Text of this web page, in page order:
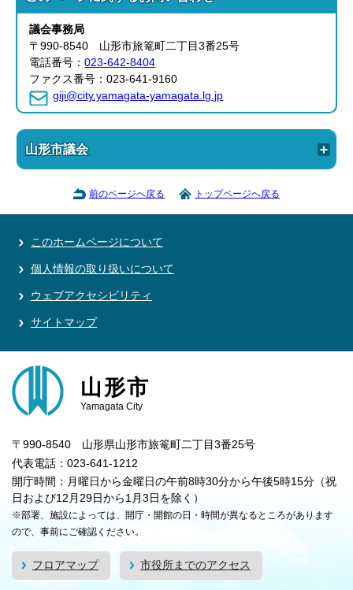
議会事務局
〒990-8540 山形市旅篭町二丁目3番25号
電話番号：023-642-8404
ファクス番号：023-641-9160
giji@city.yamagata-yamagata.lg.jp
山形市議会
前のページへ戻る トップページへ戻る
このホームページについて
個人情報の取り扱いについて
ウェブアクセシビリティ
サイトマップ
山形市
Yamagata City
〒990-8540 山形県山形市旅篭町二丁目3番25号
代表電話：023-641-1212
開庁時間：月曜日から金曜日の午前8時30分から午後5時15分（祝
日および12月29日から1月3日を除く）
※部署、施設によっては、開庁・開館の日・時間が異なるところがあります
ので、事前にご確認ください。
フロアマップ 市役所までのアクセス